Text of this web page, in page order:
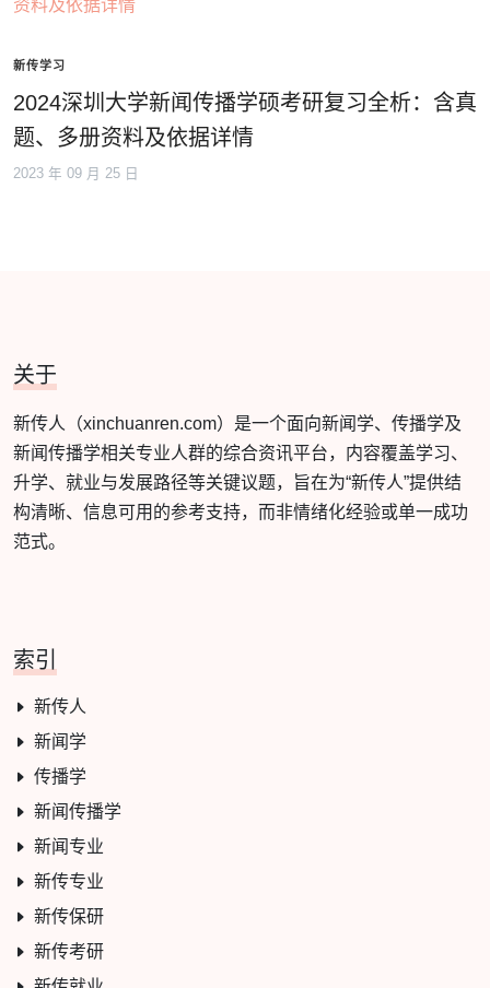
新传学习
2024深圳大学新闻传播学硕考研复习全析：含真
题、多册资料及依据详情
2023 年 09 月 25 日
关于
新传人（xinchuanren.com）是一个面向新闻学、传播学及
新闻传播学相关专业人群的综合资讯平台，内容覆盖学习、
升学、就业与发展路径等关键议题，旨在为“新传人”提供结
构清晰、信息可用的参考支持，而非情绪化经验或单一成功
范式。
索引
新传人
新闻学
传播学
新闻传播学
新闻专业
新传专业
新传保研
新传考研